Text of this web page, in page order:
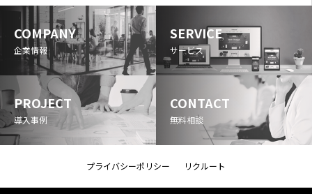
COMPANY
企業情報
SERVICE
サービス
PROJECT
導入事例
CONTACT
無料相談
プライバシーポリシー リクルート